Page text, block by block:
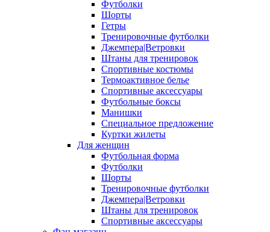
Футболки
Шорты
Гетры
Тренировочные футболки
Джемпера|Ветровки
Штаны для тренировок
Спортивные костюмы
Термоактивное белье
Спортивные аксессуары
Футбольные боксы
Манишки
Специальное предложение
Куртки жилеты
Для женщин
Футбольная форма
Футболки
Шорты
Тренировочные футболки
Джемпера|Ветровки
Штаны для тренировок
Спортивные аксессуары